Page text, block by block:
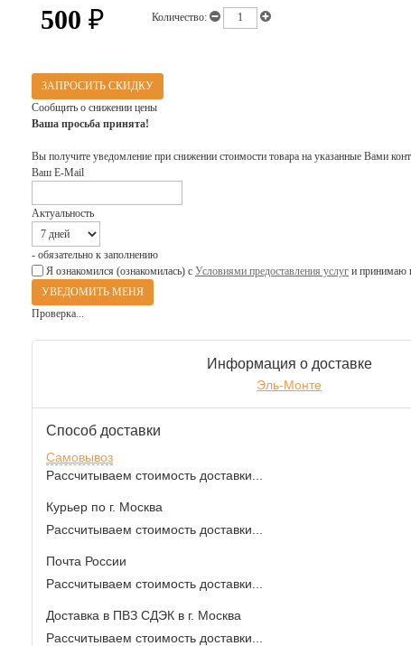
500 ₽ Количество:
ЗАПРОСИТЬ СКИДКУ
Сообщить о снижении цены
Ваша просьба принята!
Вы получите уведомление при снижении стоимости товара на указанные Вами
Ваш E-Mail
Актуальность
- обязательно к заполнению
Я ознакомился (ознакомилась) с Условиями предоставления услуг и принимаю
Проверка...
Информация о доставке
Эль-Монте
Способ доставки
Самовывоз
Рассчитываем стоимость доставки...
Курьер по г. Москва
Рассчитываем стоимость доставки...
Почта России
Рассчитываем стоимость доставки...
Доставка в ПВЗ СДЭК в г. Москва
Рассчитываем стоимость доставки...